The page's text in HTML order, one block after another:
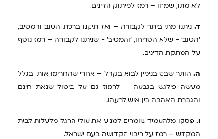
לא מתו, שמחו – רמז למיתוק הדינים.
ד. ניתנו מתי ביתר לקבורה – ואז תיקנו ברכת הטוב והמטיב,
'הטוב' - שלא הסריחו, 'והמטיב' - שניתנו לקבורה – רמז נוסף
על המתקת הדינים.
ה. הותר שבט בנימין לבוא בקהל – אחרי שהחרימו אותו בגלל
מעשה פילגש בגבעה – לרמוז גם על ביטול שנאת חינם
והגברת האהבה בין איש לרעהו.
ו. פסקו מלהעמיד שומרים למנוע את עולי הרגל מלעלות לבית
המקדש – רמז על ריבוי הקדושה בעם ישראל.